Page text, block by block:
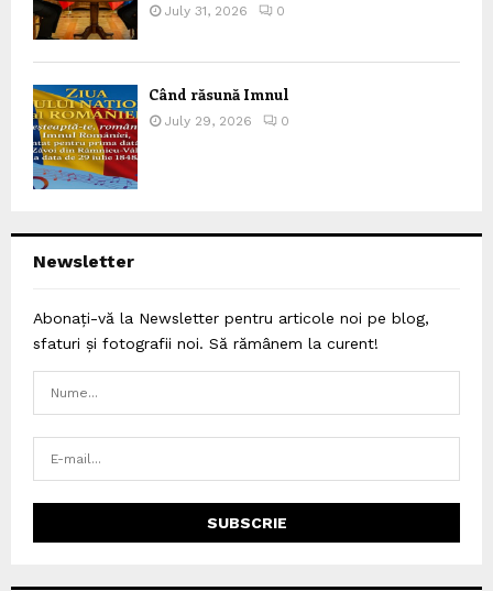
July 31, 2026 0
Când răsună Imnul
July 29, 2026 0
Newsletter
Abonați-vă la Newsletter pentru articole noi pe blog,
sfaturi și fotografii noi. Să rămânem la curent!